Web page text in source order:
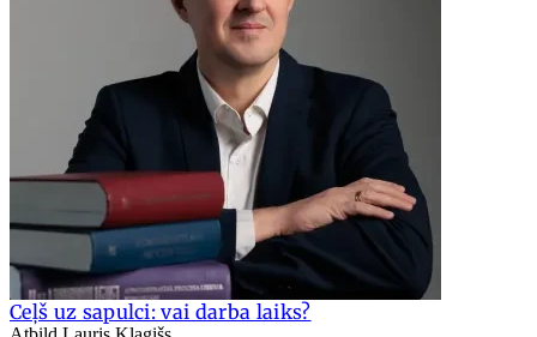
Ceļš uz sapulci: vai darba laiks?